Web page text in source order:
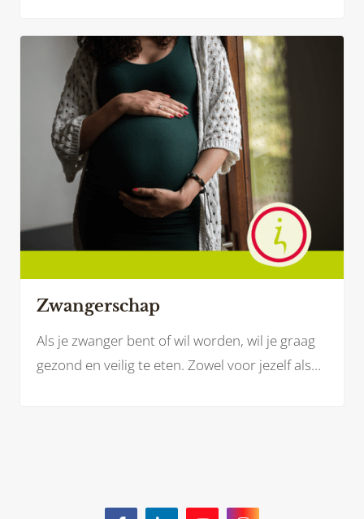
zo’n droge mond hebt. Mogelijk herken jij jezelf
hierin.
Zwangerschap
Als je zwanger bent of wil worden, wil je graag
gezond en veilig te eten. Zowel voor jezelf als